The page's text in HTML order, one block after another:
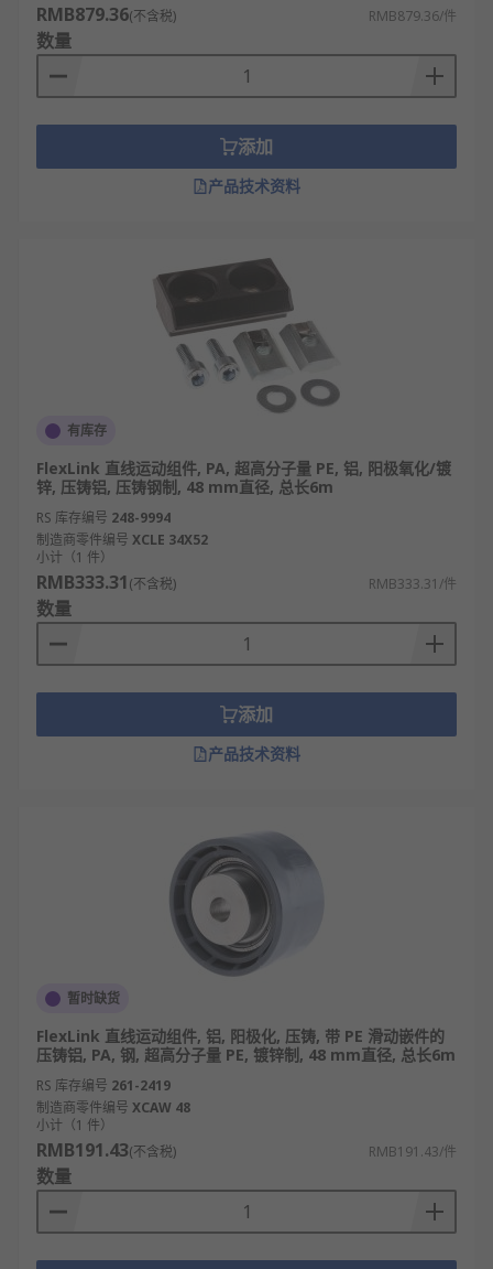
RMB879.36(不含税) RMB879.36/件
数量
添加
产品技术资料
有库存
FlexLink 直线运动组件, PA, 超高分子量 PE, 铝, 阳极氧化/镀
锌, 压铸铝, 压铸钢制, 48 mm直径, 总长6m
RS 库存编号 248-9994
制造商零件编号 XCLE 34X52
小计（1 件）
RMB333.31(不含税) RMB333.31/件
数量
添加
产品技术资料
暂时缺货
FlexLink 直线运动组件, 铝, 阳极化, 压铸, 带 PE 滑动嵌件的
压铸铝, PA, 钢, 超高分子量 PE, 镀锌制, 48 mm直径, 总长6m
RS 库存编号 261-2419
制造商零件编号 XCAW 48
小计（1 件）
RMB191.43(不含税) RMB191.43/件
数量